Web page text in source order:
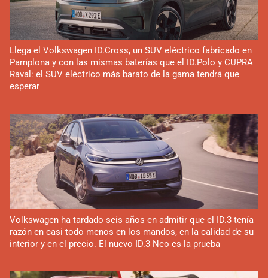
Llega el Volkswagen ID.Cross, un SUV eléctrico fabricado en
Pamplona y con las mismas baterías que el ID.Polo y CUPRA
Raval: el SUV eléctrico más barato de la gama tendrá que
esperar
Volkswagen ha tardado seis años en admitir que el ID.3 tenía
razón en casi todo menos en los mandos, en la calidad de su
interior y en el precio. El nuevo ID.3 Neo es la prueba